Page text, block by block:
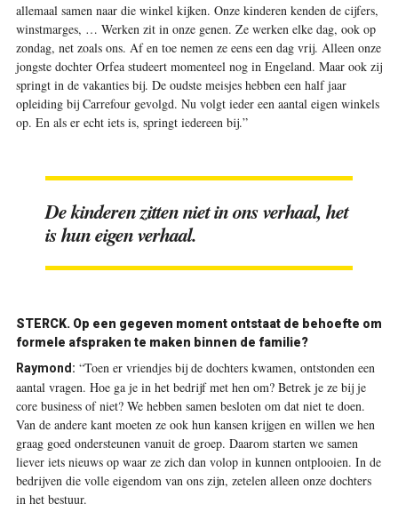
allemaal samen naar die winkel kijken. Onze kinderen kenden de cijfers,
winstmarges, … Werken zit in onze genen. Ze werken elke dag, ook op
zondag, net zoals ons. Af en toe nemen ze eens een dag vrij. Alleen onze
jongste dochter Orfea studeert momenteel nog in Engeland. Maar ook zij
springt in de vakanties bij. De oudste meisjes hebben een half jaar
opleiding bij Carrefour gevolgd. Nu volgt ieder een aantal eigen winkels
op. En als er echt iets is, springt iedereen bij.”
De kinderen zitten niet in ons verhaal, het
is hun eigen verhaal.
STERCK. Op een gegeven moment ontstaat de behoefte om
formele afspraken te maken binnen de familie?
Raymond: “Toen er vriendjes bij de dochters kwamen, ontstonden een
aantal vragen. Hoe ga je in het bedrijf met hen om? Betrek je ze bij je
core business of niet? We hebben samen besloten om dat niet te doen.
Van de andere kant moeten ze ook hun kansen krijgen en willen we hen
graag goed ondersteunen vanuit de groep. Daarom starten we samen
liever iets nieuws op waar ze zich dan volop in kunnen ontplooien. In de
bedrijven die volle eigendom van ons zijn, zetelen alleen onze dochters
in het bestuur.